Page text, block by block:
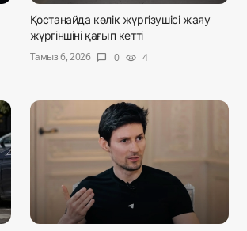
Қостанайда көлік жүргізушісі жаяу
жүргіншіні қағып кетті
Тамыз 6, 2026
chat_bubble 0 visibility 4